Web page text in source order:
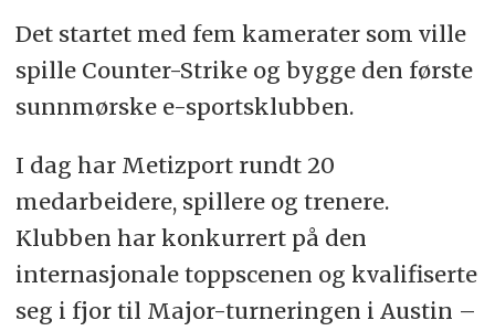
Det startet med fem kamerater som ville
spille Counter-Strike og bygge den første
sunnmørske e-sportsklubben.
I dag har Metizport rundt 20
medarbeidere, spillere og trenere.
Klubben har konkurrert på den
internasjonale toppscenen og kvalifiserte
seg i fjor til Major-turneringen i Austin –